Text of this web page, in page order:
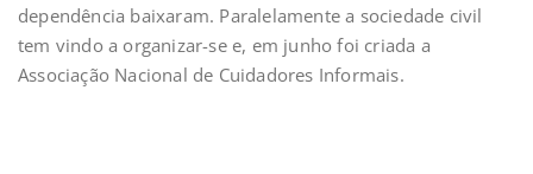
dependência baixaram. Paralelamente a sociedade civil
tem vindo a organizar-se e, em junho foi criada a
Associação Nacional de Cuidadores Informais.